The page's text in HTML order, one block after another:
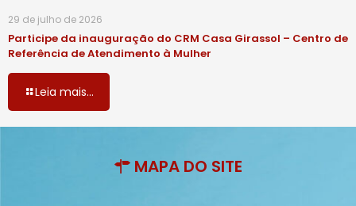
29 de julho de 2026
Participe da inauguração do CRM Casa Girassol – Centro de
Referência de Atendimento à Mulher
Leia mais...
MAPA DO SITE